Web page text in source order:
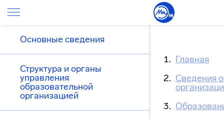
Основные сведения
Структура и органы
управления
образовательной
организацией
Главная
Сведения